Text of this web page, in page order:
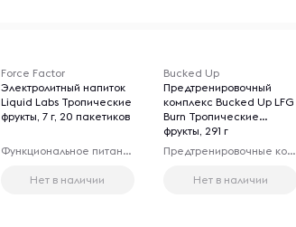
Force Factor
Электролитный напиток
Liquid Labs Тропические
фрукты, 7 г, 20 пакетиков
Функциональное питание
Нет в наличии
Bucked Up
Предтренировочный
комплекс Bucked Up LFG
Burn Тропические
фрукты, 291 г
Предтренировочные комплексы
Нет в наличии